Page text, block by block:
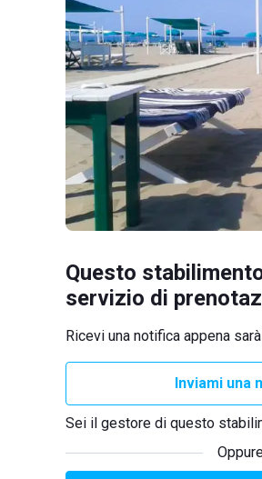
Questo
servizio di
Ricevi una notifica appena
Inviami una
Sei il gestore di questo